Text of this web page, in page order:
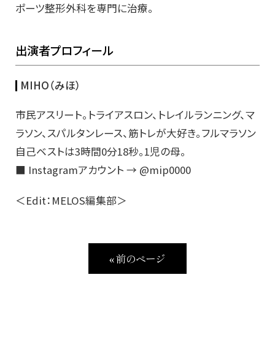
ポーツ整形外科を専門に治療。
出演者プロフィール
MIHO（みほ）
市民アスリート。トライアスロン、トレイルランニング、マ
ラソン、スパルタンレース、筋トレが大好き。フルマラソン
自己ベストは3時間0分18秒。1児の母。
■ Instagramアカウント → @mip0000
＜Edit：MELOS編集部＞
« 前のページ